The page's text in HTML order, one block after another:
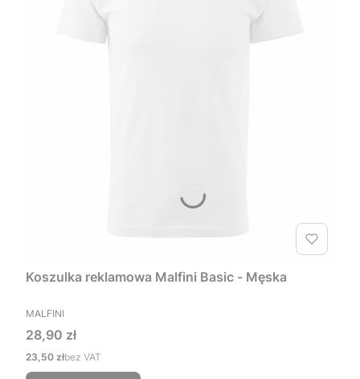
Koszulka reklamowa Malfini Basic - Męska
PRODUCENT
MALFINI
Cena
28,90 zł
Cena
23,50 złbez VAT